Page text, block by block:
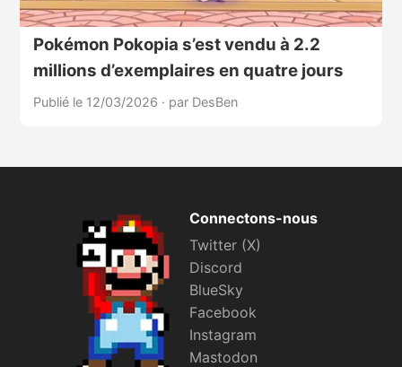
Pokémon Pokopia s’est vendu à 2.2
millions d’exemplaires en quatre jours
Publié le 12/03/2026 · par DesBen
Connectons-nous
Twitter (X)
Discord
BlueSky
Facebook
Instagram
Mastodon